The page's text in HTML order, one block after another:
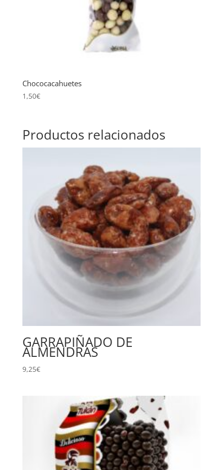
Chococacahuetes
1,50€
Productos relacionados
GARRAPIÑADO DE
ALMENDRAS
9,25€